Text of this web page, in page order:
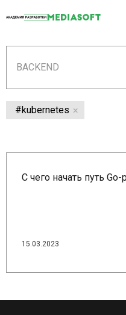
BACKEND
#kubernetes
С чего начать путь Go-
15.03.2023